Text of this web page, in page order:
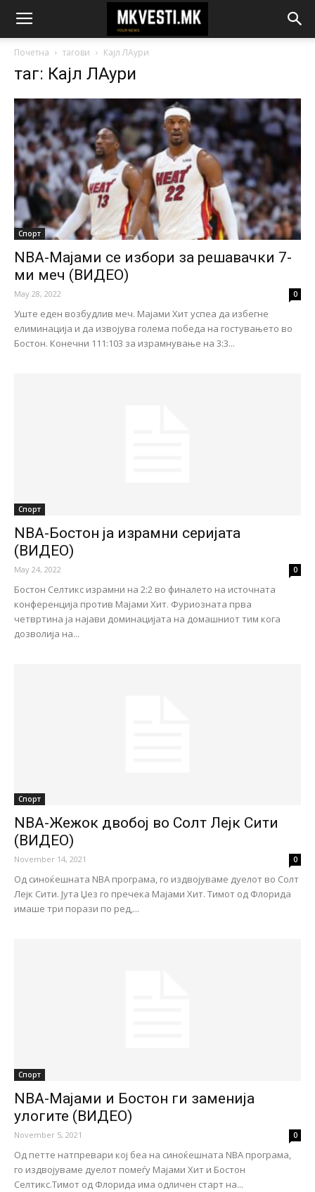
Почетна тагови Кајл ЛАури
таг: Кајл ЛАури
Спорт
NBA-Мајами се избори за решавачки 7-
ми меч (ВИДЕО)
May 28, 2022 0
Уште еден возбудлив меч. Мајами Хит успеа да избегне
елиминација и да извојува голема победа на гостувањето во
Бостон. Конечни 111:103 за израмнување на 3:3...
Спорт
NBA-Бостон ја израмни серијата
(ВИДЕО)
May 24, 2022 0
Бостон Селтикс израмни на 2:2 во финалето на источната
конференција против Мајами Хит. Фуриозната прва
четвртина ја најави доминацијата на домашниот тим кога
дозволија на...
Спорт
NBA-Жежок двобој во Солт Лејк Сити
(ВИДЕО)
November 14, 2021 0
Од синоќешната NBA програма, го издвојуваме дуелот во Солт
Лејк Сити. Јута Џез го пречека Мајами Хит. Тимот од Флорида
имаше три порази по ред,...
Спорт
NBA-Мајами и Бостон ги заменија
улогите (ВИДЕО)
November 5, 2021 0
Од петте натпревари кој беа на синоќешната NBA програма,
го издвојуваме дуелот помеѓу Мајами Хит и Бостон
Селтикс.Тимот од Флорида има одличен старт на...